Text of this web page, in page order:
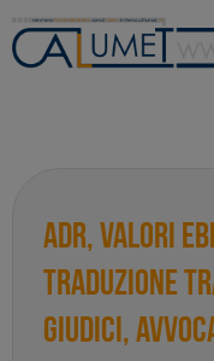
contenuto
ADR, valori
traduzione
Giudici,